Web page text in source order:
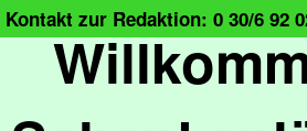
Kontakt zur Redaktion: 0 30/6 92